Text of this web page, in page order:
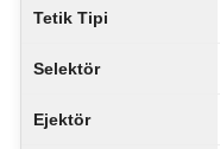
Tetik Tipi
Selektör
Ejektör